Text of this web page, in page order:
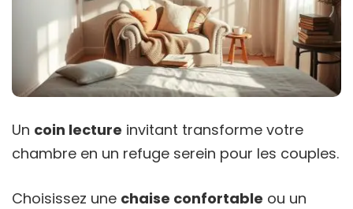
Un coin lecture invitant transforme votre
chambre en un refuge serein pour les couples.
Choisissez une chaise confortable ou un